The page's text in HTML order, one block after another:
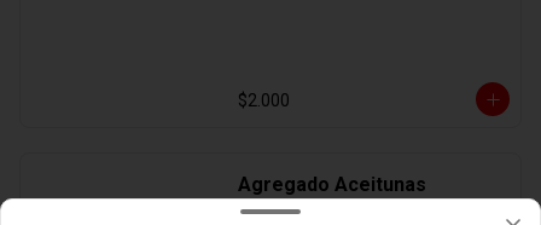
$2.000
Agregado Aceitunas